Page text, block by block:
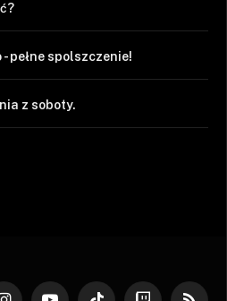
pełne spolszczenie!
z soboty.